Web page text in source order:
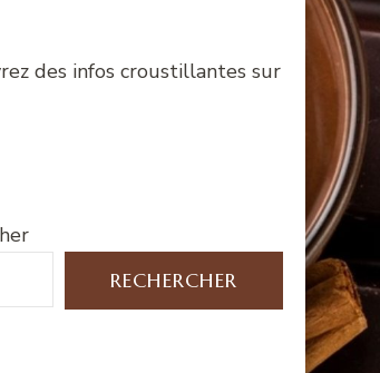
des infos croustillantes sur
RECHERCHER